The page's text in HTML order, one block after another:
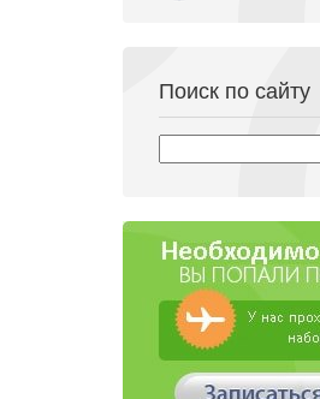
Поиск по сайту